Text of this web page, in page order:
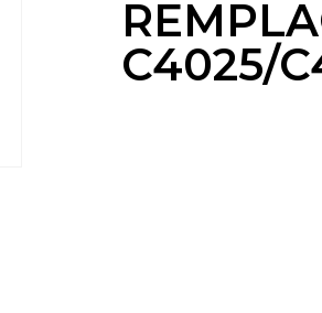
C4025/